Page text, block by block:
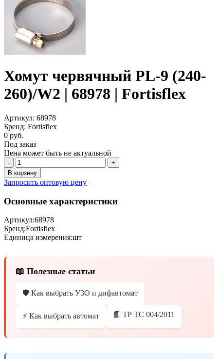
Хомут червячный PL-9 (240-
260)/W2 | 68978 | Fortisflex
Артикул: 68978
Бренд: Fortisflex
0 руб.
Под заказ
Цена может быть не актуальной
-
+
В корзину
Запросить оптовую цену
Основные характеристики
Артикул:68978
Бренд:Fortisflex
Единица измерения:шт
📖 Полезные статьи
🛡️ Как выбрать УЗО и дифавтомат
⚡ Как выбрать автомат 📘 ТР ТС 004/2011